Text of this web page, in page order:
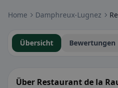
Home Damphreux-Lugnez
Übersicht Bewertungen
Über Restaurant de la